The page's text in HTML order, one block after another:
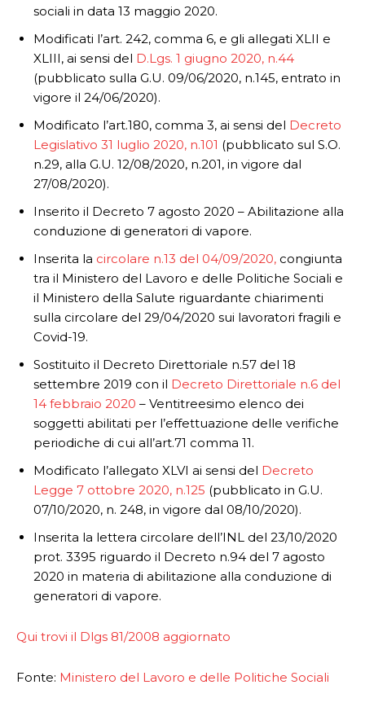
sociali in data 13 maggio 2020.
Modificati l’art. 242, comma 6, e gli allegati XLII e
XLIII, ai sensi del D.Lgs. 1 giugno 2020, n.44
(pubblicato sulla G.U. 09/06/2020, n.145, entrato in
vigore il 24/06/2020).
Modificato l’art.180, comma 3, ai sensi del Decreto
Legislativo 31 luglio 2020, n.101 (pubblicato sul S.O.
n.29, alla G.U. 12/08/2020, n.201, in vigore dal
27/08/2020).
Inserito il Decreto 7 agosto 2020 – Abilitazione alla
conduzione di generatori di vapore.
Inserita la circolare n.13 del 04/09/2020, congiunta
tra il Ministero del Lavoro e delle Politiche Sociali e
il Ministero della Salute riguardante chiarimenti
sulla circolare del 29/04/2020 sui lavoratori fragili e
Covid-19.
Sostituito il Decreto Direttoriale n.57 del 18
settembre 2019 con il Decreto Direttoriale n.6 del
14 febbraio 2020 – Ventitreesimo elenco dei
soggetti abilitati per l’effettuazione delle verifiche
periodiche di cui all’art.71 comma 11.
Modificato l’allegato XLVI ai sensi del Decreto
Legge 7 ottobre 2020, n.125 (pubblicato in G.U.
07/10/2020, n. 248, in vigore dal 08/10/2020).
Inserita la lettera circolare dell’INL del 23/10/2020
prot. 3395 riguardo il Decreto n.94 del 7 agosto
2020 in materia di abilitazione alla conduzione di
generatori di vapore.
Qui trovi il Dlgs 81/2008 aggiornato
Fonte: Ministero del Lavoro e delle Politiche Sociali